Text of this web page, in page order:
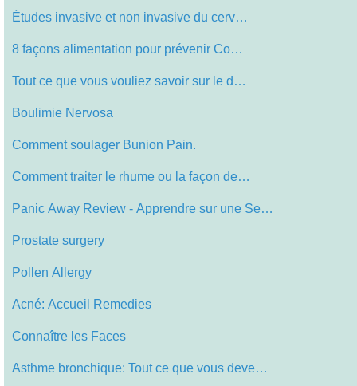
Études invasive et non invasive du cerv…
8 façons alimentation pour prévenir Co…
Tout ce que vous vouliez savoir sur le d…
Boulimie Nervosa
Comment soulager Bunion Pain.
Comment traiter le rhume ou la façon de…
Panic Away Review - Apprendre sur une Se…
Prostate surgery
Pollen Allergy
Acné: Accueil Remedies
Connaître les Faces
Asthme bronchique: Tout ce que vous deve…